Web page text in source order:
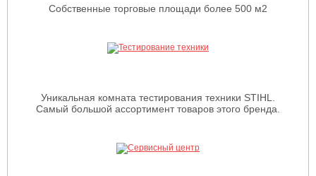
Собственные торговые площади более 500 м2
Уникальная комната тестирования техники STIHL.
Самый большой ассортимент товаров этого бренда.